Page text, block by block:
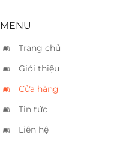
MENU
Trang chủ
Giới thiệu
Cửa hàng
Tin tức
Liên hệ